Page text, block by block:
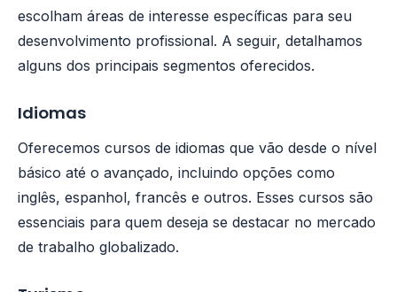
escolham áreas de interesse específicas para seu
desenvolvimento profissional. A seguir, detalhamos
alguns dos principais segmentos oferecidos.
Idiomas
Oferecemos cursos de idiomas que vão desde o nível
básico até o avançado, incluindo opções como
inglês, espanhol, francês e outros. Esses cursos são
essenciais para quem deseja se destacar no mercado
de trabalho globalizado.